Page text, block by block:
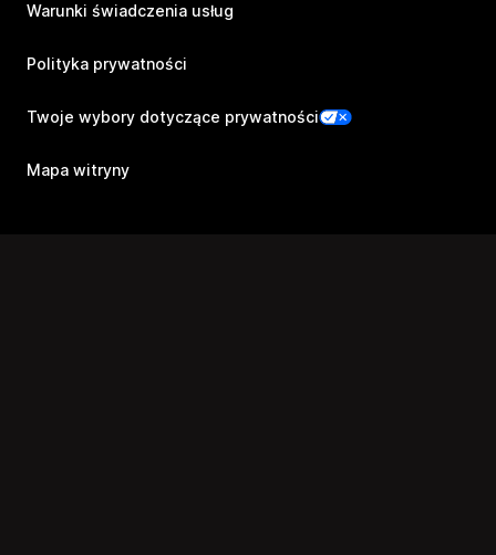
Warunki świadczenia usług
Polityka prywatności
Twoje wybory dotyczące prywatności
Mapa witryny